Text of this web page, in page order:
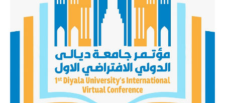
مطالعات عراق